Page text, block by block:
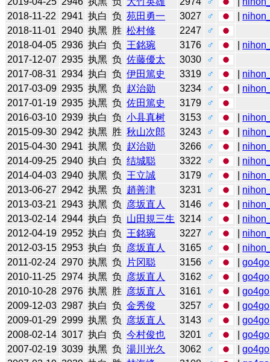
2018-11-22
2941 执白 负 苑田勇一 3027 ♂
2018-11-01
2940 执黑 胜 松村修 2247
♂
2018-04-05 2936 执白 负 王銘琬 3176 ♂
2017-12-07 2935 执黑 负 佐藤優太 3030
♂
2017-08-31 2934 执白 负 伊田篤史 3319 ♂
2017-03-09 2935 执黑 负 赵治勋 3234 ♂
2017-01-19 2935 执黑 负 佐田篤史 3179
♂
2016-03-10 2939 执白 负 小县真树 3153 ♂
2015-09-30 2942 执黑 胜 秋山次郎 3243 ♂
2015-04-30 2941 执黑 负 赵治勋 3266 ♂
2014-09-25 2940 执白 负 结城聪 3322 ♂
2014-04-03 2940 执黑 负 王立誠 3179 ♂
2013-06-27 2942 执黑 负 趙善津 3231 ♂
2013-03-21 2943 执黑 负 彦坂直人 3146 ♂
2013-02-14 2944 执白 负 山田規三生 3214 ♂
2012-04-19 2952 执白 负 王銘琬 3227 ♂
2012-03-15 2953 执白 负 彦坂直人 3165 ♂
2011-02-24 2970 执黑 负 片冈聪 3156 ♂ |go4go
2010-11-25 2974 执黑 负 彦坂直人 3162 ♂ |go4go
2010-10-28 2976 执黑 胜 彦坂直人 3161 ♂ |go4go
2009-12-03 2987 执白 负 金秀俊 3257 ♂ |go4go
2009-01-29 2999 执黑 负 彦坂直人 3143 ♂ |go4go
2008-02-14 3017 执白 负 今村俊也 3201 ♂ |go4go
2007-02-19 3039 执黑 负 湯川光久 3062 ♂ |go4go